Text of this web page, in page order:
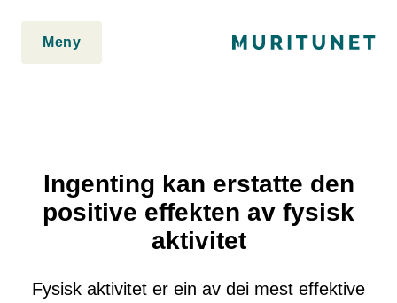
Meny
Ingenting kan erstatte den
positive effekten av fysisk
aktivitet
Fysisk aktivitet er ein av dei mest effektive